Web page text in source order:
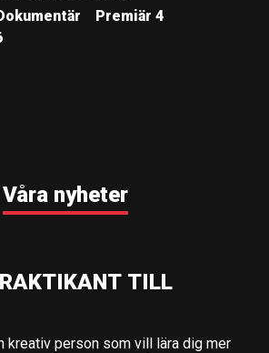
Premiär 4
Våra nyheter
TILL
kreativ person som vill lära dig mer